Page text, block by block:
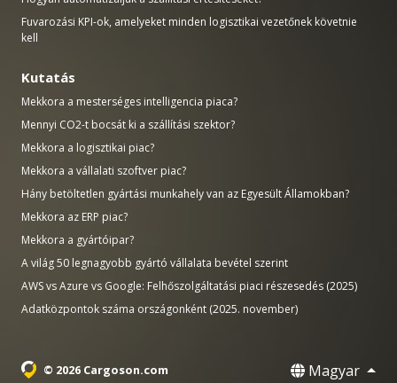
Fuvarozási KPI-ok, amelyeket minden logisztikai vezetőnek követnie
kell
Kutatás
Mekkora a mesterséges intelligencia piaca?
Mennyi CO2-t bocsát ki a szállítási szektor?
Mekkora a logisztikai piac?
Mekkora a vállalati szoftver piac?
Hány betöltetlen gyártási munkahely van az Egyesült Államokban?
Mekkora az ERP piac?
Mekkora a gyártóipar?
A világ 50 legnagyobb gyártó vállalata bevétel szerint
AWS vs Azure vs Google: Felhőszolgáltatási piaci részesedés (2025)
Adatközpontok száma országonként (2025. november)
© 2026 Cargoson.com Magyar